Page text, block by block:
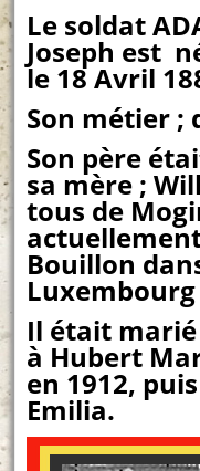
Le soldat
Joseph est
le 18 Avril
Son métier ;
Son père
sa mère ;
tous de
Bouillon
Luxembourg
Il était
à Hubert
en 1912,
Emilia.